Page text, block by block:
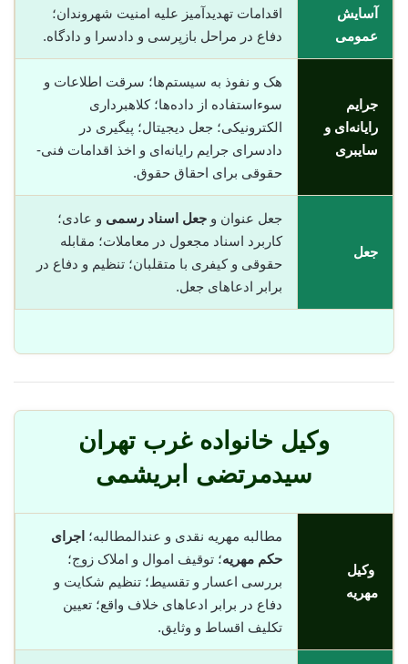
آسایش
عمومی
اقدامات تهدیدآمیز علیه امنیت شهروندان؛
دفاع در مراحل بازپرسی و دادسرا و دادگاه.
جرایم
رایانه‌ای و
سایبری
هک و نفوذ به سیستم‌ها؛ سرقت اطلاعات و
سوء‌استفاده از داده‌ها؛ کلاهبرداری
الکترونیکی؛ جعل دیجیتال؛ پیگیری در
دادسرای جرایم رایانه‌ای و اخذ اقدامات فنی-
حقوقی برای احقاق حقوق.
جعل
جعل عنوان و جعل اسناد رسمی و عادی؛
کاربرد اسناد مجعول در معاملات؛ مقابله
حقوقی و کیفری با متقلبان؛ تنظیم و دفاع در
برابر ادعاهای جعل.
وکیل خانواده غرب تهران
سیدمرتضی ابریشمی
وکیل
مهریه
مطالبه مهریه نقدی و عندالمطالبه؛ اجرای
حکم مهریه؛ توقیف اموال و املاک زوج؛
بررسی اعسار و تقسیط؛ تنظیم شکایت و
دفاع در برابر ادعاهای خلاف واقع؛ تعیین
تکلیف اقساط و وثایق.